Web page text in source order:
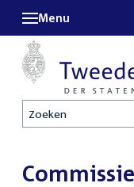
Zoeken
Menu